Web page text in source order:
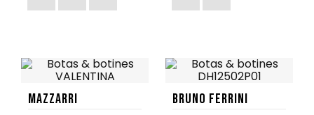
Mazzarri Bruno Ferrini